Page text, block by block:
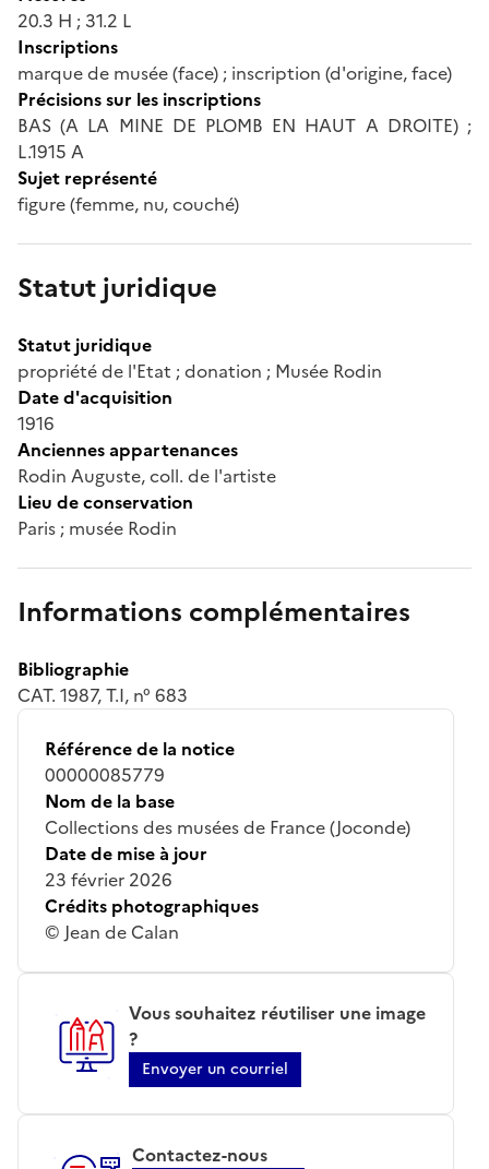
20.3 H ; 31.2 L
Inscriptions
marque de musée (face) ; inscription (d'origine, face)
Précisions sur les inscriptions
BAS (A LA MINE DE PLOMB EN HAUT A DROITE) ;
L.1915 A
Sujet représenté
figure (femme, nu, couché)
Statut juridique
Statut juridique
propriété de l'Etat ; donation ; Musée Rodin
Date d'acquisition
1916
Anciennes appartenances
Rodin Auguste, coll. de l'artiste
Lieu de conservation
Paris ; musée Rodin
Informations complémentaires
Bibliographie
CAT. 1987, T.I, n° 683
Référence de la notice
00000085779
Nom de la base
Collections des musées de France (Joconde)
Date de mise à jour
23 février 2026
Crédits photographiques
© Jean de Calan
Vous souhaitez réutiliser une image
?
Envoyer un courriel
Contactez-nous